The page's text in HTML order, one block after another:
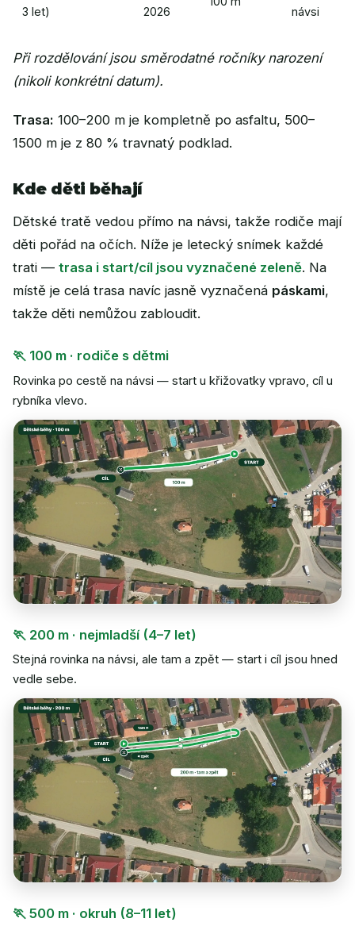
3 let) 2026 návsi
Při rozdělování jsou směrodatné ročníky narození
(nikoli konkrétní datum).
Trasa: 100–200 m je kompletně po asfaltu, 500–
1500 m je z 80 % travnatý podklad.
Kde děti běhají
Dětské tratě vedou přímo na návsi, takže rodiče mají
děti pořád na očích. Níže je letecký snímek každé
trati — trasa i start/cíl jsou vyznačené zeleně. Na
místě je celá trasa navíc jasně vyznačená páskami,
takže děti nemůžou zabloudit.
🏃 100 m · rodiče s dětmi
Rovinka po cestě na návsi — start u křižovatky vpravo, cíl u
rybníka vlevo.
🏃 200 m · nejmladší (4–7 let)
Stejná rovinka na návsi, ale tam a zpět — start i cíl jsou hned
vedle sebe.
🏃 500 m · okruh (8–11 let)